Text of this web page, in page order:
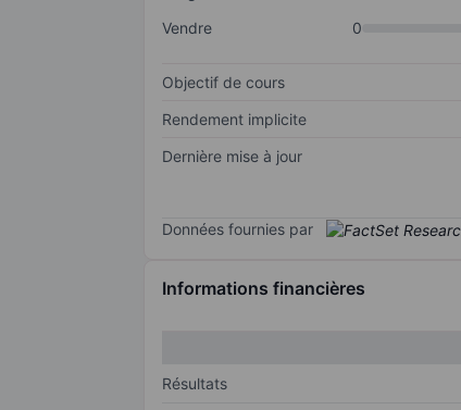
Vendre
0
Objectif de cours
Rendement implicite
Dernière mise à jour
Données fournies par
Informations financières
Résultats